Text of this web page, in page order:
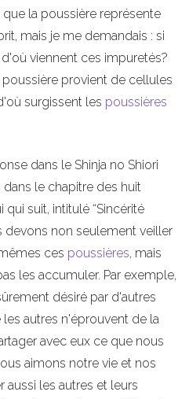
la poussière représente
mais je me demandais : si
viennent ces impuretés?
provient de cellules
surgissent les poussières
dans le Shinja no Shiori
le chapitre des huit
qui suit, intitulé “Sincérité
devons non seulement veiller
ces poussières, mais
les accumuler. Par exemple,
désiré par d'autres
autres n'éprouvent de la
avec eux ce que nous
aimons notre vie et nos
aussi les autres et leurs